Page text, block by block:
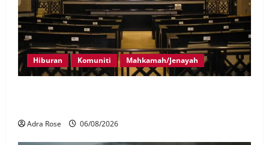
Hiburan Komuniti Mahkamah/Jenayah
Adra Rose 06/08/2026